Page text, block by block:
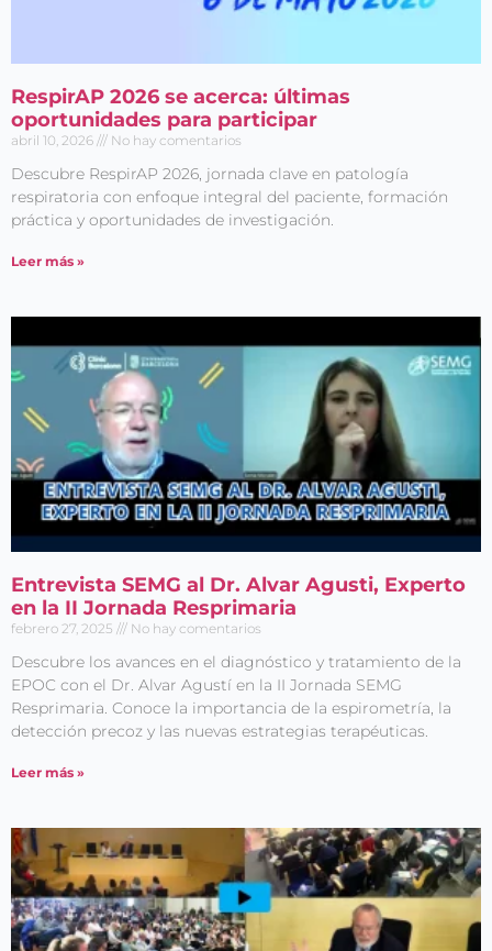
RespirAP 2026 se acerca: últimas
oportunidades para participar
abril 10, 2026 No hay comentarios
Descubre RespirAP 2026, jornada clave en patología
respiratoria con enfoque integral del paciente, formación
práctica y oportunidades de investigación.
Leer más »
Entrevista SEMG al Dr. Alvar Agusti, Experto
en la II Jornada Resprimaria
febrero 27, 2025 No hay comentarios
Descubre los avances en el diagnóstico y tratamiento de la
EPOC con el Dr. Alvar Agustí en la II Jornada SEMG
Resprimaria. Conoce la importancia de la espirometría, la
detección precoz y las nuevas estrategias terapéuticas.
Leer más »